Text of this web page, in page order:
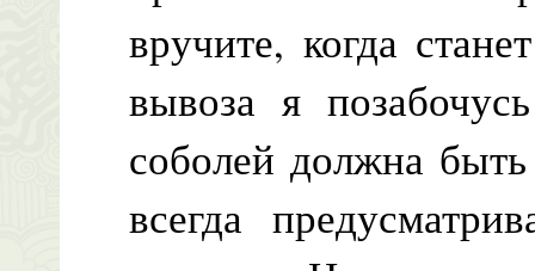
вручите, когда
вывоза я
соболей должна
всегда